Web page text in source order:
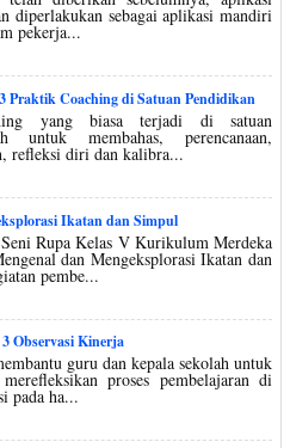
diperlakukan sebagai aplikasi mandiri
pekerja...
Praktik Coaching di Satuan Pendidikan
yang biasa terjadi di satuan
untuk membahas, perencanaan,
refleksi diri dan kalibra...
Ikatan dan Simpul
Seni Rupa Kelas V Kurikulum Merdeka
dan Mengeksplorasi Ikatan dan
pembe...
Observasi Kinerja
guru dan kepala sekolah untuk
proses pembelajaran di
pada ha...